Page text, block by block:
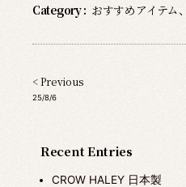
Recent Entries
CROW HALEY 日本製
Category : おすすめアイテム、
< Previous
25/8/6